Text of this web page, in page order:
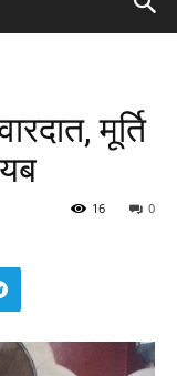
मूर्ति
0
16